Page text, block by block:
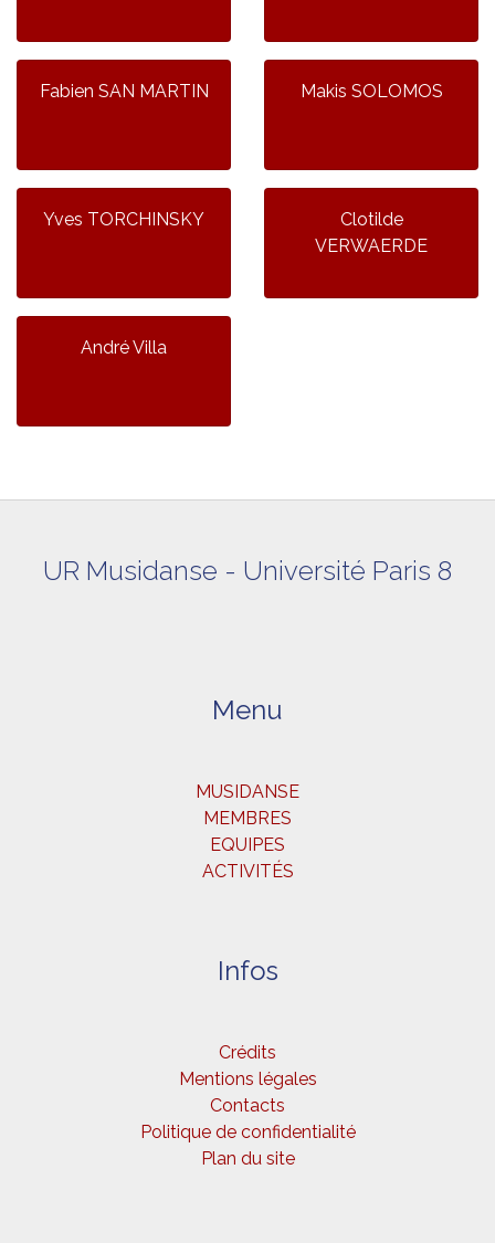
Fabien SAN MARTIN Makis SOLOMOS
Yves TORCHINSKY
Clotilde
VERWAERDE
André Villa
UR Musidanse - Université Paris 8
Menu
MUSIDANSE
MEMBRES
EQUIPES
ACTIVITÉS
Infos
Crédits
Mentions légales
Contacts
Politique de confidentialité
Plan du site